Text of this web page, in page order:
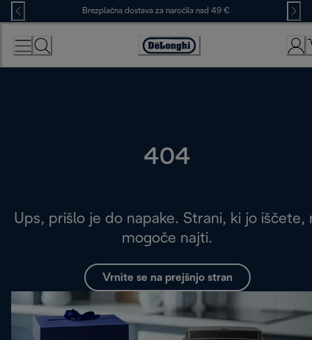
Skip
to
Content
Brezplačna dostava za naročila nad 49 €
Accessibility
Statement
404
Ups, prišlo je do napake. Strani, ki jo iščete,
mogoče najti.
Vrnite se na prejšnjo stran